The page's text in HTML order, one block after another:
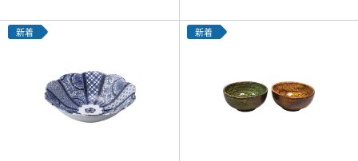
新着 新着